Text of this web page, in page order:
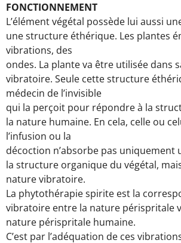
FONCTIONNEMENT
L’élément végétal possède lui aussi
une structure éthérique. Les plantes
vibrations, des
ondes. La plante va être utilisée dans
vibratoire. Seule cette structure
médecin de l’invisible
qui la perçoit pour répondre à la
la nature humaine. En cela, celle ou
l’infusion ou la
décoction n’absorbe pas uniquement
la structure organique du végétal,
nature vibratoire.
La phytothérapie spirite est la
vibratoire entre la nature périspritale
nature périspritale humaine.
C’est par l’adéquation de ces